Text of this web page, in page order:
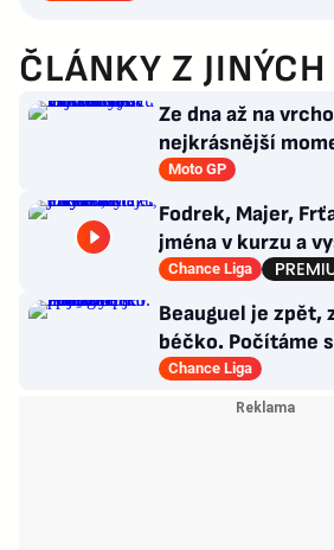
ČLÁNKY Z
Ze dna až na
nejkrásnější
smlouvu v MotoGP?
Moto GP
Fodrek, Majer,
jména v kurzu a
Odevzdal Priske
Chance Liga
Beauguel je zpět,
béčko. Počítáme
manažer Artisu.
Chance Liga